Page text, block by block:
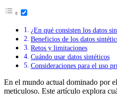
¿En qué consisten los datos
Beneficios de los datos
Retos y limitaciones
Cuándo usar datos sintéticos
Consideraciones para el uso
En el mundo actual dominado por
meticuloso. Este artículo explora